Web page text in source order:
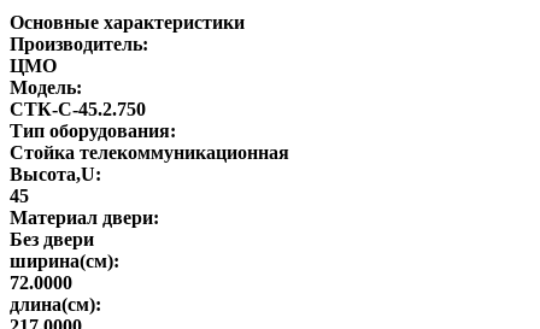
Основные характеристики
Производитель:
ЦМО
Модель:
СТК-С-45.2.750
Тип оборудования:
Стойка телекоммуникационная
Высота,U:
45
Материал двери:
Без двери
ширина(см):
72.0000
длина(см):